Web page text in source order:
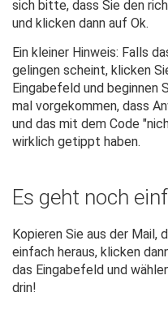
sich bitte, dass Sie den
und klicken dann auf Ok.
Ein kleiner Hinweis: Falls
gelingen scheint, klicken
Eingabefeld und beginnen
mal vorgekommen, dass
und das mit dem Code
wirklich getippt haben.
Es geht noch
Kopieren Sie aus der Mail,
einfach heraus, klicken
das Eingabefeld und
drin!